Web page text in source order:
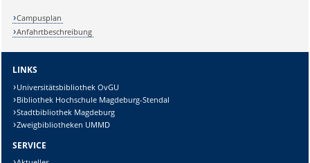
Campusplan
Anfahrtbeschreibung
LINKS
Universitätsbibliothek OvGU
Bibliothek Hochschule Magdeburg-Stendal
Stadtbibliothek Magdeburg
Zweigbibliotheken UMMD
SERVICE